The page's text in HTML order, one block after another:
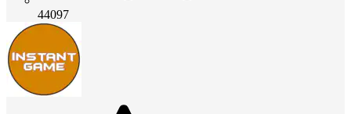
44097